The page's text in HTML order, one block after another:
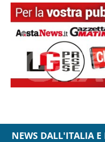
NEWS DALL'ITALIA